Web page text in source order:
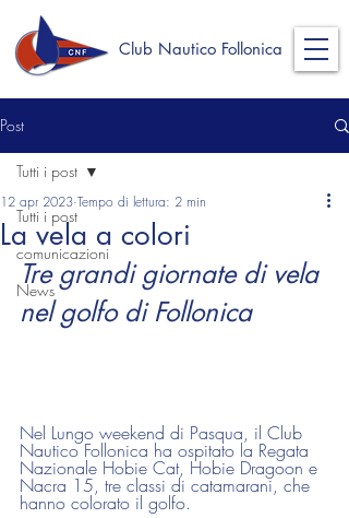
Club Nautico Follonica
Post
Tutti i post
comunicazioni
News
Tutti i post
La vela a colori
12 apr 2023 Tempo di lettura: 2 min
Tre grandi giornate di vela
nel golfo di Follonica
Nel Lungo weekend di Pasqua, il Club
Nautico Follonica ha ospitato la Regata
Nazionale Hobie Cat, Hobie Dragoon e
Nacra 15, tre classi di catamarani, che
hanno colorato il golfo.